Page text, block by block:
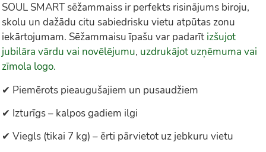
SOUL SMART sēžammaiss ir perfekts risinājums biroju,
skolu un dažādu citu sabiedrisku vietu atpūtas zonu
iekārtojumam. Sēžammaisu īpašu var padarīt izšujot
jubilāra vārdu vai novēlējumu, uzdrukājot uzņēmuma vai
zīmola logo.
✔ Piemērots pieaugušajiem un pusaudžiem
✔ Izturīgs – kalpos gadiem ilgi
✔ Viegls (tikai 7 kg) – ērti pārvietot uz jebkuru vietu